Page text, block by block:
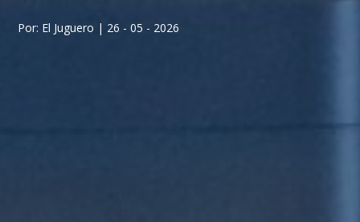
Por: El Juguero | 26 - 05 - 2026